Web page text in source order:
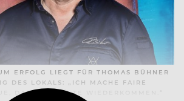
ERFOLG LIEGT FÜR THOMAS BÜHNER
DES LOKALS: „ICH MACHE FAIRE
DASS DIE GÄSTE WIEDERKOMMEN.“